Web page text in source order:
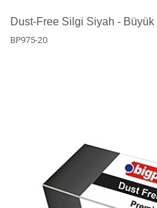
Dust-Free Silgi Siyah - Büyük
BP975-20